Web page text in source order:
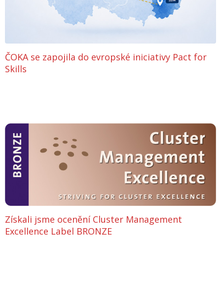
ČOKA se zapojila do evropské iniciativy Pact for
Skills
Získali jsme ocenění Cluster Management
Excellence Label BRONZE